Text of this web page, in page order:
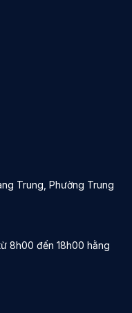
Trung, Phường Trung
8h00 đến 18h00 hằng